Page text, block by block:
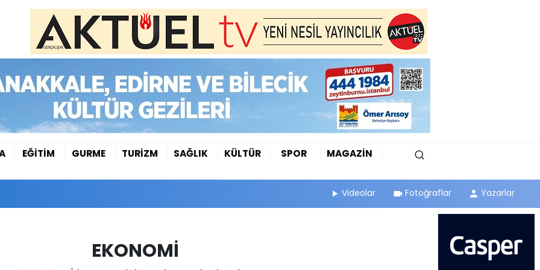
EĞİTİM GURME TURİZM SAĞLIK KÜLTÜR SPOR
MAGAZİN
Videolar Fotoğraflar Yazarlar
EKONOMİ